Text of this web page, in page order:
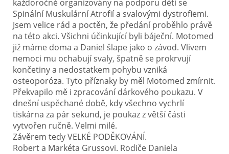
každoročně organizovány na podporu dětí se
Spinální Muskulární Atrofií a svalovými dystrofiemi.
Jsem velice rád a poctěn, že předání proběhlo právě
na této akci. Všichni účinkující byli báječní. Motomed
již máme doma a Daniel šlape jako o závod. Vlivem
nemoci mu ochabují svaly, špatně se prokrvují
končetiny a nedostatkem pohybu vzniká
osteoporóza. Tyto příznaky by měl Motomed zmírnit.
Překvapilo mě i zpracování dárkového poukazu. V
dnešní uspěchané době, kdy všechno vychrlí
tiskárna za pár sekund, je poukaz z větší části
vytvořen ručně. Velmi milé.
Závěrem tedy VELKÉ PODĚKOVÁNÍ.
Robert a Markéta Grussovi. Rodiče Daniela